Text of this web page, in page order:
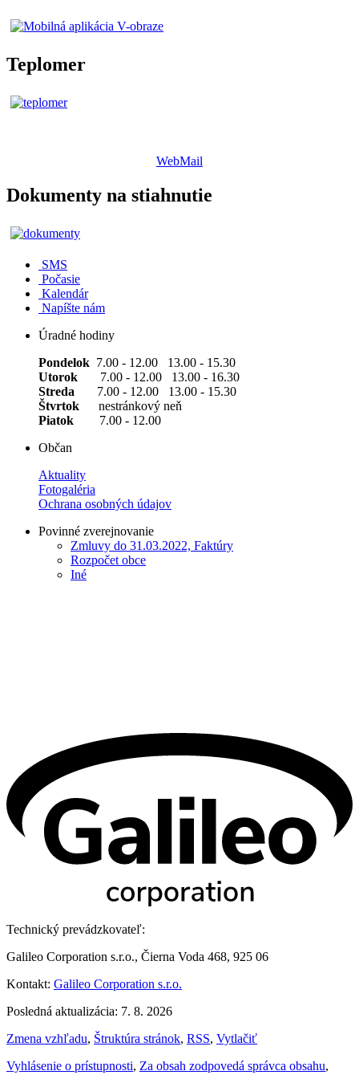
Teplomer
WebMail
Dokumenty na stiahnutie
SMS
Počasie
Kalendár
Napíšte nám
Úradné hodiny
Pondelok 7.00 - 12.00 13.00 - 15.30
Utorok
7.00 - 12.00 13.00 - 16.30
Streda 7.00 - 12.00 13.00 - 15.30
Štvrtok
nestránkový neň
Piatok 7.00 - 12.00
Občan
Aktuality
Fotogaléria
Ochrana osobných údajov
Povinné zverejnovanie
Zmluvy do 31.03.2022, Faktúry
Rozpočet obce
Iné
Technický prevádzkovateľ:
Galileo Corporation s.r.o., Čierna Voda 468, 925 06
Kontakt: Galileo Corporation s.r.o.
Posledná aktualizácia: 7. 8. 2026
Zmena vzhľadu, Štruktúra stránok, RSS, Vytlačiť
Vyhlásenie o prístupnosti, Za obsah zodpovedá správca obsahu,